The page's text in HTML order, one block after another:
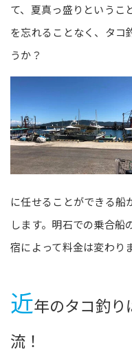
て、夏真っ盛りというこ
を忘れることなく、タコ
うか？
に任せることができる船
します。明石での乗合船
宿によって料金は変わり
近年のタコ釣り
流！